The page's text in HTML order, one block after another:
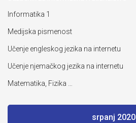
Informatika 1
Medijska pismenost
Učenje engleskog jezika na internetu
Učenje njemačkog jezika na internetu
Matematika, Fizika …
srpanj 2020